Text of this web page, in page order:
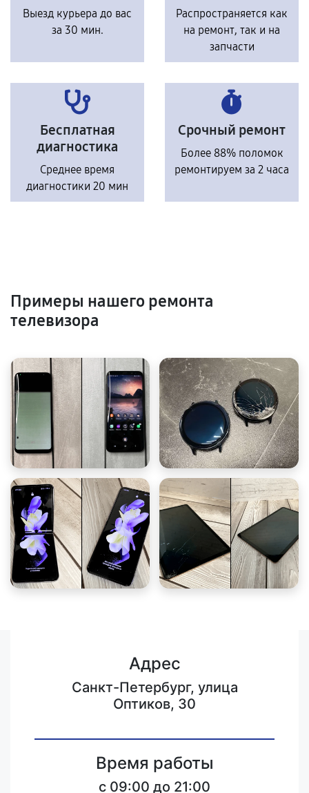
Выезд курьера до вас
за 30 мин.
Распространяется как
на ремонт, так и на
запчасти
Бесплатная
диагностика
Среднее время
диагностики 20 мин
Срочный ремонт
Более 88% поломок
ремонтируем за 2 часа
Примеры нашего ремонта
телевизора
Адрес
Санкт-Петербург, улица
Оптиков, 30
Время работы
c 09:00 до 21:00